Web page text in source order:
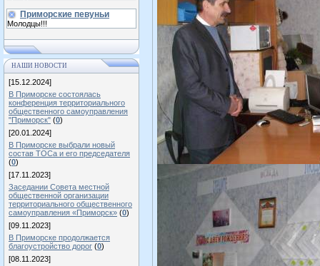
Приморские певуньи
Молодцы!!!
НАШИ НОВОСТИ
[15.12.2024]
В Приморске состоялась
конференция территориального
общественного самоуправления
"Приморск" (0)
[20.01.2024]
В Приморске выбрали новый
состав ТОСа и его председателя
(0)
[17.11.2023]
Заседании Совета местной
общественной организации
территориального общественного
самоуправления «Приморск» (0)
[09.11.2023]
В Приморске продолжается
благоустройство дорог (0)
[08.11.2023]